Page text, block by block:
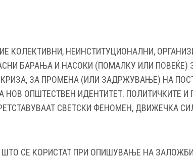
КОЛЕКТИВНИ, НЕИНСТИТУЦИОНАЛНИ,
БАРАЊА И НАСОКИ (ПОМАЛКУ ИЛИ ПОВЕЌЕ)
ЗА ПРОМЕНА (ИЛИ ЗАДРЖУВАЊЕ) НА
НОВ ОПШТЕСТВЕН ИДЕНТИТЕТ. ПОЛИТИЧКИТЕ И
СВЕТСКИ ФЕНОМЕН, ДВИЖЕЧКА
СЕ КОРИСТАТ ПРИ ОПИШУВАЊЕ НА